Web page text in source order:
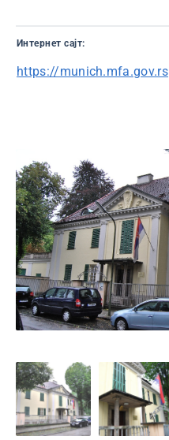
Интернет сајт:
https://munich.mfa.gov.rs